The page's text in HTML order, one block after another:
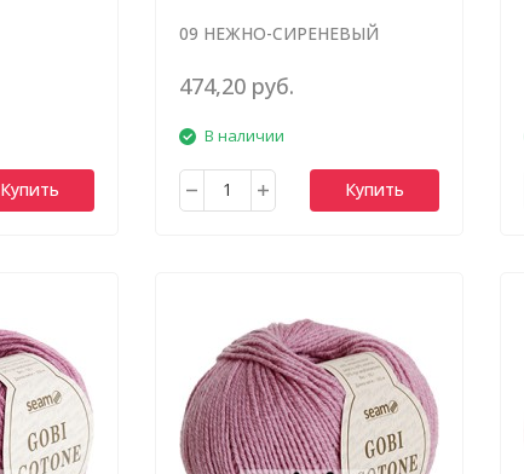
Купить
09 НЕЖНО-СИРЕНЕВЫЙ
474,20 руб.
В наличии
Купить